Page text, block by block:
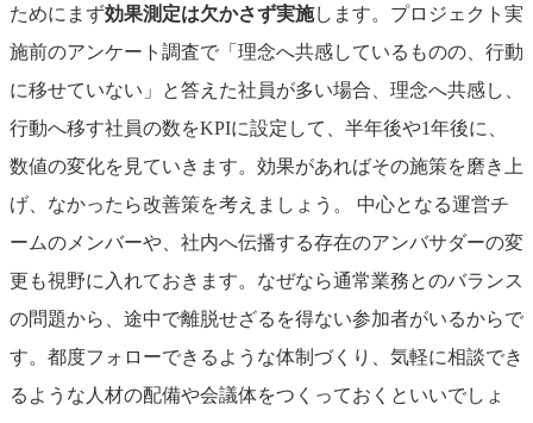
ためにまず効果測定は欠かさず実施します。プロジェクト実
施前のアンケート調査で「理念へ共感しているものの、行動
に移せていない」と答えた社員が多い場合、理念へ共感し、
行動へ移す社員の数をKPIに設定して、半年後や1年後に、
数値の変化を見ていきます。効果があればその施策を磨き上
げ、なかったら改善策を考えましょう。
中心となる運営チ
ームのメンバーや、社内へ伝播する存在のアンバサダーの変
更も視野に入れておきます。なぜなら通常業務とのバランス
の問題から、途中で離脱せざるを得ない参加者がいるからで
す。都度フォローできるような体制づくり、気軽に相談でき
るような人材の配備や会議体をつくっておくといいでしょ